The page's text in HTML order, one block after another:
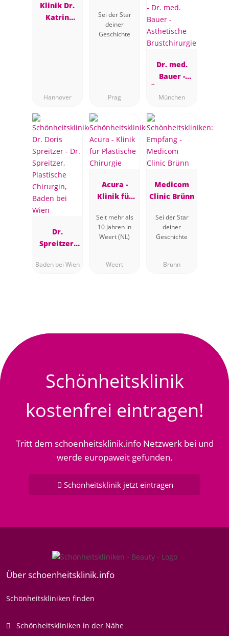
Klinik Dr.
Katrin
Hannover
Sei der Star
deiner
Geschichte
Prag
Dr. med.
Bauer -
Brustchirur
München
Dr.
Spreitzer,
Chirurgin,
Baden bei Wien
Acura -
Klinik für
Chirurgie
Seit mehr als
10 Jahren in
Weert (NL)
Weert
Medicom
Clinic Brünn
Sei der Star
deiner
Geschichte
Brünn
Schönheitsklinik
kostenfrei eintragen!
Tritt dem schoenheitsklinik.info Netzwerk bei und
werde europaweit gefunden.
Schönheitsklinik jetzt eintragen
Über schoenheitsklinik.info
Schönheitskliniken finden
Schönheitskliniken in der Nähe